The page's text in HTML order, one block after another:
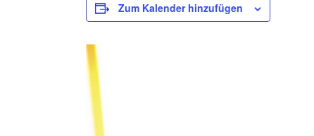
Zum Kalender hinzufügen